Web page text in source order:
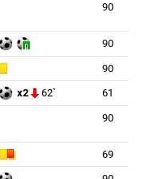
90
90
90
x2 62` 61
90
69